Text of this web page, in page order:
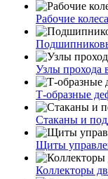
Рабочие
Узлы прохода
Т-образные
Стаканы и
Щиты
Коллекторы